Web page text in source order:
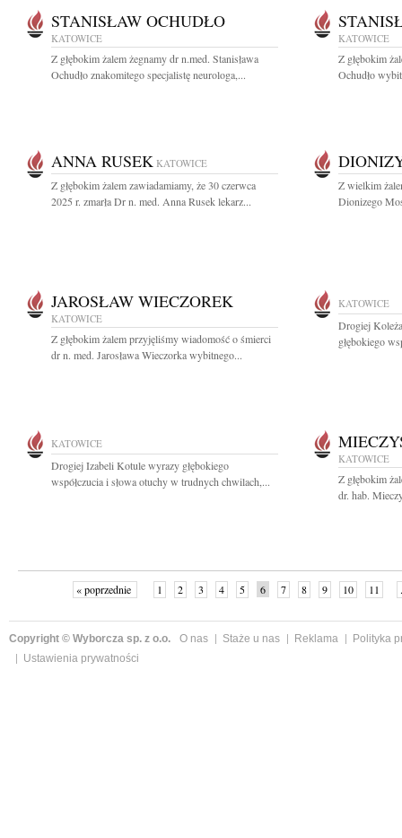
STANISŁAW OCHUDŁO
KATOWICE
Z głębokim żalem żegnamy dr n.med. Stanisława
Ochudło znakomitego specjalistę neurologa,...
KATOWICE
Z głębokim
Ochudło
ANNA RUSEK KATOWICE
Z głębokim żalem zawiadamiamy, że 30 czerwca
2025 r. zmarła Dr n. med. Anna Rusek lekarz...
Z wielkim
Dionizego
JAROSŁAW WIECZOREK
KATOWICE
Z głębokim żalem przyjęliśmy wiadomość o śmierci
dr n. med. Jarosława Wieczorka wybitnego...
KATOWICE
Drogiej
głębokiego
KATOWICE
Drogiej Izabeli Kotule wyrazy głębokiego
współczucia i słowa otuchy w trudnych chwilach,...
KATOWICE
Z głębokim
dr. hab.
« poprzednie 1 2 3 4 5 6 7 8 9 10 11
Copyright © Wyborcza sp. z o.o. O nas Staże u nas Reklama
Polityka
Ustawienia prywatności